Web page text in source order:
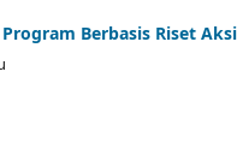
Berbasis Riset